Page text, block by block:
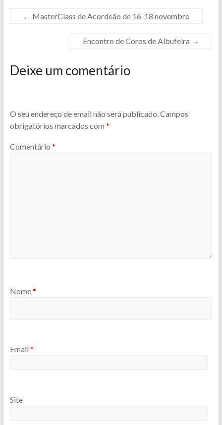
← MasterClass de Acordeão de 16-18 novembro
Encontro de Coros de Albufeira →
Deixe um comentário
O seu endereço de email não será publicado.Campos
obrigatórios marcados com *
Comentário *
Nome*
Email *
Site